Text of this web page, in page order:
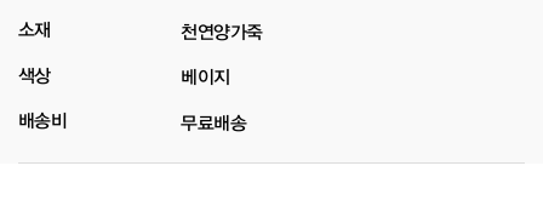
소재 천연양가죽
색상 베이지
배송비 무료배송